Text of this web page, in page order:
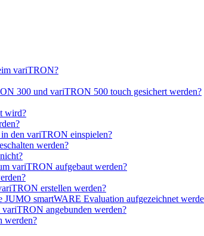
variTRON?
300 und variTRON 500 touch gesichert werden?
wird?
den variTRON einspielen?
werden?
variTRON aufgebaut werden?
erstellen werden?
smartWARE Evaluation aufgezeichnet
angebunden werden?
werden?